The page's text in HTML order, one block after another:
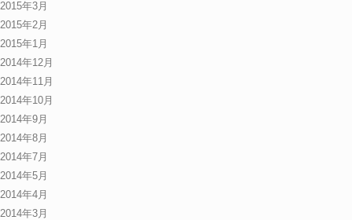
2015年3月
2015年2月
2015年1月
2014年12月
2014年11月
2014年10月
2014年9月
2014年8月
2014年7月
2014年5月
2014年4月
2014年3月